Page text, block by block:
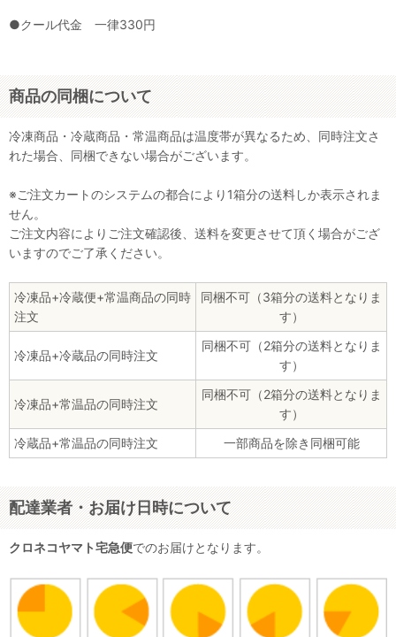
●クール代金 一律330円
商品の同梱について
冷凍商品・冷蔵商品・常温商品は温度帯が異なるため、同時注文さ
れた場合、同梱できない場合がございます。
※ご注文カートのシステムの都合により1箱分の送料しか表示されま
せん。
ご注文内容によりご注文確認後、送料を変更させて頂く場合がござ
いますのでご了承ください。
冷凍品+冷蔵便+常温商品の同時
注文
同梱不可（3箱分の送料となりま
す）
冷凍品+冷蔵品の同時注文
同梱不可（2箱分の送料となりま
す）
冷凍品+常温品の同時注文
同梱不可（2箱分の送料となりま
す）
冷蔵品+常温品の同時注文
一部商品を除き同梱可能
配達業者・お届け日時について
クロネコヤマト宅急便でのお届けとなります。